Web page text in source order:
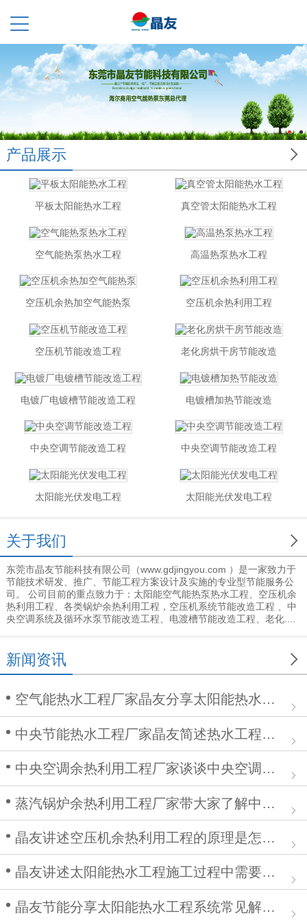

产品展示
平板太阳能热水工程 真空管太阳能热水工程
空气能热泵热水工程 高温热泵热水工程
空压机余热加空气能热泵 空压机余热利用工程
空压机节能改造工程 老化房烘干房节能改造
电镀厂电镀槽节能改造工程 电镀槽加热节能改造
中央空调节能改造工程 中央空调节能改造工程
太阳能光伏发电工程 太阳能光伏发电工程

关于我们
东莞市晶友节能科技有限公司（www.gdjingyou.com ）是一家致力于
节能技术研发、推广、节能工程方案设计及实施的专业型节能服务公
司。 公司目前的重点致力于：太阳能空气能热泵热水工程、空压机余
热利用工程、各类锅炉余热利用工程，空压机系统节能改造工程 、中
央空调系统及循环水泵节能改造工程、电渡槽节能改造工程、老化....

新闻资讯
空气能热水工程厂家晶友分享太阳能热水工程在安装中的作用
中央节能热水工程厂家晶友简述热水工程施工步骤及注意事项
中央空调余热利用工程厂家谈谈中央空调清洗步骤
蒸汽锅炉余热利用工程厂家带大家了解中央空调余热利用工程
晶友讲述空压机余热利用工程的原理是怎么样的？
晶友讲述太阳能热水工程施工过程中需要注意哪些问题
晶友节能分享太阳能热水工程系统常见解决方案有哪些？